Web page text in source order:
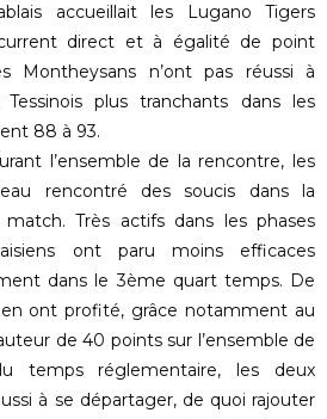
accueillait les Lugano Tigers
direct et à égalité de point
Montheysans n’ont pas réussi à
plus tranchants dans les
88 à 93.
l’ensemble de la rencontre, les
rencontré des soucis dans la
Très actifs dans les phases
ont paru moins efficaces
dans le 3ème quart temps. De
en ont profité, grâce notamment au
de 40 points sur l’ensemble de
réglementaire, les deux
à se départager, de quoi rajouter